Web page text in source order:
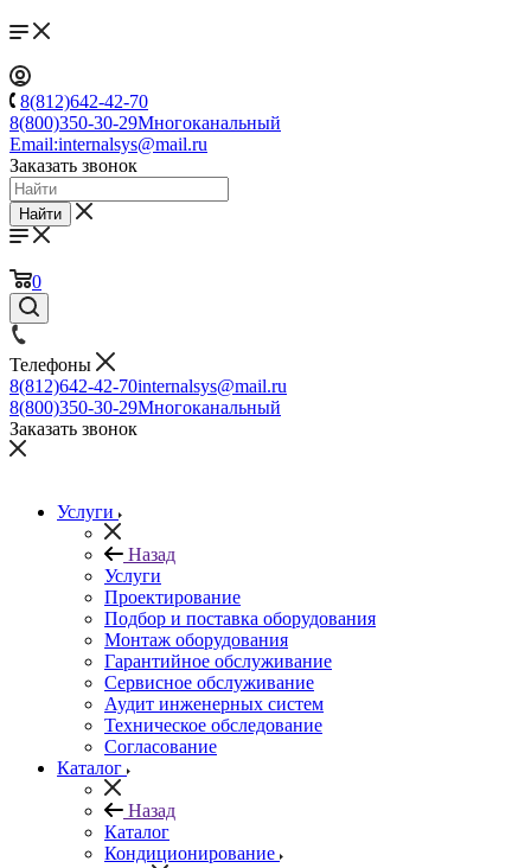
8(812)642-42-70
8(800)350-30-29Многоканальный
Email:internalsys@mail.ru
Заказать звонок
Найти
0
Телефоны
8(812)642-42-70internalsys@mail.ru
8(800)350-30-29Многоканальный
Заказать звонок
Услуги
Назад
Услуги
Проектирование
Подбор и поставка оборудования
Монтаж оборудования
Гарантийное обслуживание
Сервисное обслуживание
Аудит инженерных систем
Техническое обследование
Согласование
Каталог
Назад
Каталог
Кондиционирование